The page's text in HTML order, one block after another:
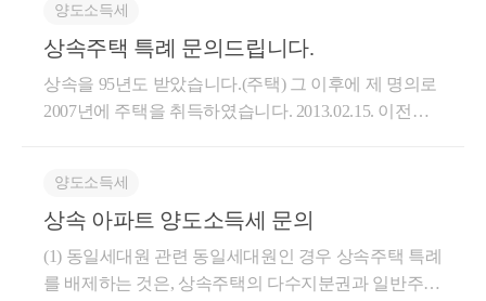
일(사망일)로부터 6개월 이내에 취득세를 신고 및 납부
해야 합니다. 상속인이 정해지지 않더라도 해당 기한
내에 납부하셔야 가산세가 발생하지 않습니다. 상속인
이 아직 안정해졌어도 취득세는 기한 내에 납부하시고
있으실 경우, 부담없이 02 6403 9250 또는 cta_moonyh@
naver.com으로 연락을 주셔도 됩니다.
와 공동지분으로 소유하는 동거주택의 피상속인 소유
지분을 상속개시 일 현재 피상속인과 동거한 상속인
(아들)이 상속받은 귀 질의의 경우, 그 피상속인 소유지
분의 100분의 40에 상당하는 금액을 「상속세 및 증여
세법」제23조의2제1항에 따라 5억원 을 한도로 상속
양도소득세율 적용시에는 피상속인(사망자)의 취득일
~양도일까지의 보유기간을 기준으로 적용되며, 장기
보유특별공제 적용시 보유기간은 상속개시일~양도일
까지의 기간이 적용됩니다. 2. 배우자는 무조건 동일세
없으며, 일반주택과 동일하게 보시면 됩니다. 어머니
와 본인이 합가할 경우, 1세대 3주택자에 해당합니다.
다만, 다주택자이더라도 비조정지역주택을 양도할 경
우 양도소득세는 중과되지 않습니다. 참고로 별도 세
대원으로부터 상속받은 주택과 일반주택을 각각 1개
양도소득세
상속주택 특례 문의드립니다.
상속을 95년도 받았습니다.(주택) 그 이후에 제 명의로
2007년에 주택을 취득하였습니다. 2013.02.15. 이전에
있는데 그렇다면 제가 만약 2007년에 취득한 주택을
양도한다면 상속주택 비과세 특례가 적용되여 비과세
특례를 받을 수 있는건지 문의드립니다. -->네 맞습니
다 상속개시일 당시에 별도세대,선순위 상속주택에 해
양도소득세
상속 아파트 양도소득세 문의
(1) 동일세대원 관련 동일세대원인 경우 상속주택 특례
를 배제하는 것은, 상속주택의 다수지분권과 일반주택